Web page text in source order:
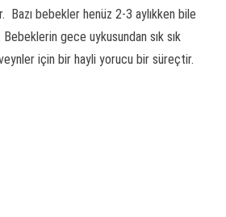
Bazı bebekler henüz 2-3 aylıkken bile
gece uykusundan sık sık
için bir hayli yorucu bir süreçtir.